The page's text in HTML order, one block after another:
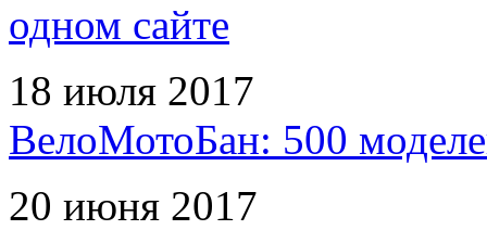
одном сайте
18 июля 2017
ВелоМотоБан: 500
20 июня 2017